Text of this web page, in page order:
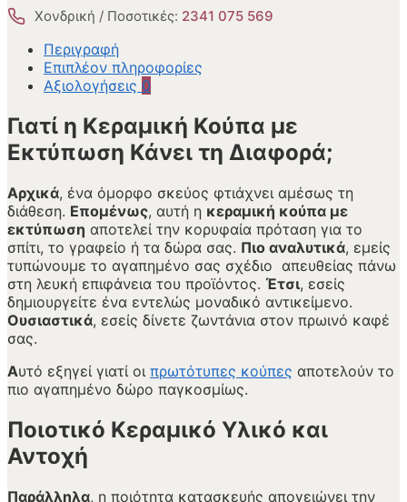
Χονδρική / Ποσοτικές: 2341 075 569
Περιγραφή
Επιπλέον πληροφορίες
Αξιολογήσεις 0
Γιατί η Κεραμική Κούπα με
Εκτύπωση Κάνει τη Διαφορά;
Αρχικά, ένα όμορφο σκεύος φτιάχνει αμέσως τη
διάθεση. Επομένως, αυτή η κεραμική κούπα με
εκτύπωση αποτελεί την κορυφαία πρόταση για το
σπίτι, το γραφείο ή τα δώρα σας. Πιο αναλυτικά, εμείς
τυπώνουμε το αγαπημένο σας σχέδιο απευθείας πάνω
στη λευκή επιφάνεια του προϊόντος. Έτσι, εσείς
δημιουργείτε ένα εντελώς μοναδικό αντικείμενο.
Ουσιαστικά, εσείς δίνετε ζωντάνια στον πρωινό καφέ
σας.
Αυτό εξηγεί γιατί οι πρωτότυπες κούπες αποτελούν το
πιο αγαπημένο δώρο παγκοσμίως.
Ποιοτικό Κεραμικό Υλικό και
Αντοχή
Παράλληλα, η ποιότητα κατασκευής απογειώνει την